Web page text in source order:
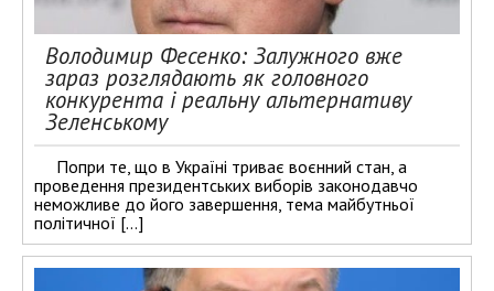
Володимир Фесенко: Залужного вже
зараз розглядають як головного
конкурента і реальну альтернативу
Зеленському
Попри те, що в Україні триває воєнний стан, а
проведення президентських виборів законодавчо
неможливе до його завершення, тема майбутньої
політичної […]